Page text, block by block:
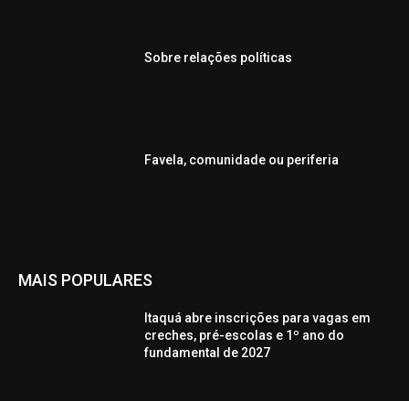
Sobre relações políticas
Favela, comunidade ou periferia
MAIS POPULARES
Itaquá abre inscrições para vagas em
creches, pré-escolas e 1º ano do
fundamental de 2027